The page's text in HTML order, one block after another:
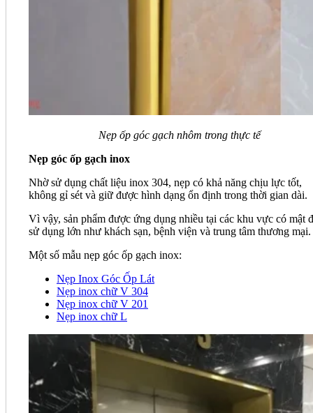
Nẹp ốp góc gạch nhôm trong thực tế
Nẹp góc ốp gạch inox
Nhờ sử dụng chất liệu inox 304, nẹp có khả năng chịu lực tốt,
không gỉ sét và giữ được hình dạng ổn định trong thời gian dài.
Vì vậy, sản phẩm được ứng dụng nhiều tại các khu vực có mật
sử dụng lớn như khách sạn, bệnh viện và trung tâm thương mại.
Một số mẫu nẹp góc ốp gạch inox:
Nẹp Inox Góc Ốp Lát
Nẹp inox chữ V 304
Nẹp inox chữ V 201
Nẹp inox chữ L